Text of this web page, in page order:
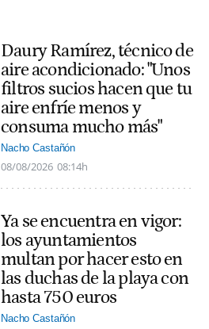
Daury Ramírez, técnico de
aire acondicionado: "Unos
filtros sucios hacen que tu
aire enfríe menos y
consuma mucho más"
Nacho Castañón
08/08/2026 08:14h
Ya se encuentra en vigor:
los ayuntamientos
multan por hacer esto en
las duchas de la playa con
hasta 750 euros
Nacho Castañón